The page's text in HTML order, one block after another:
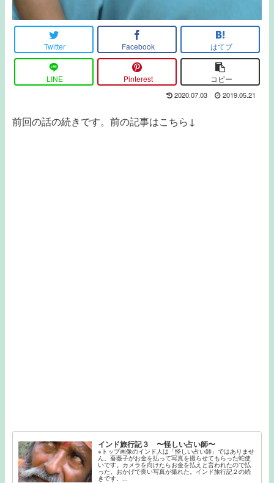
Twitter Facebook はてブ
LINE Pinterest コピー
2020.07.03 2019.05.21
前回の話の続きです。前の記事はこちら↓
インド旅行記３ 〜怪しい占い師〜
※トップ画像のインド人は「怪しい占い師」ではありませ
ん。薔薇子がお金を払って写真を撮らせてもらった蛇使
いです。カメラを向けたらお金を払えと言われたので払
った。おかげで良い写真が撮れた。インド旅行記２の続
きです。...